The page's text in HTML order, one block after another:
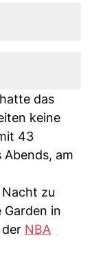
das
keine
43
am
zu
Garden in
der NBA